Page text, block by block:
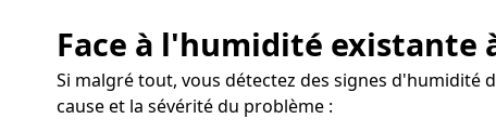
Face à l'humidité existante
Si malgré tout, vous détectez des signes d'humidité
cause et la sévérité du problème :